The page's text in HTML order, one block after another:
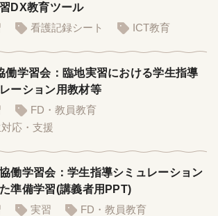
DX教育ツール
看護記録シート ICT教育
働学習会：臨地実習における学生指導
ーション用教材等
FD・教員教育
応・支援
働学習会：学生指導シミュレーション
準備学習(講義者用PPT)
実習 FD・教員教育